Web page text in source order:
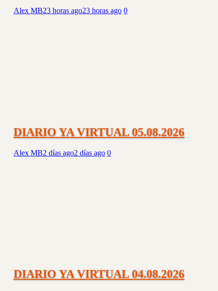
Alex MB23 horas ago23 horas ago 0
DIARIO YA VIRTUAL 05.08.2026
Alex MB2 días ago2 días ago 0
DIARIO YA VIRTUAL 04.08.2026